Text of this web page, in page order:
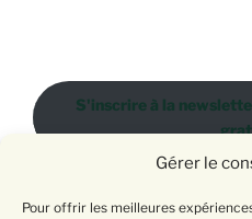
Gérer le
Pour offrir les meilleures
S'inscrire à la
Donnez votre avis